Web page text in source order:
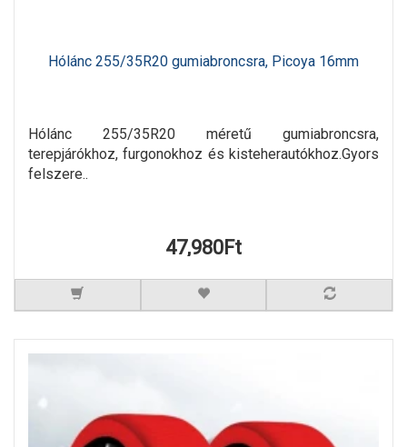
Hólánc 255/35R20 gumiabroncsra, Picoya 16mm
Hólánc 255/35R20 méretű gumiabroncsra,
terepjárókhoz, furgonokhoz és kisteherautókhoz.Gyors
felszere..
47,980Ft